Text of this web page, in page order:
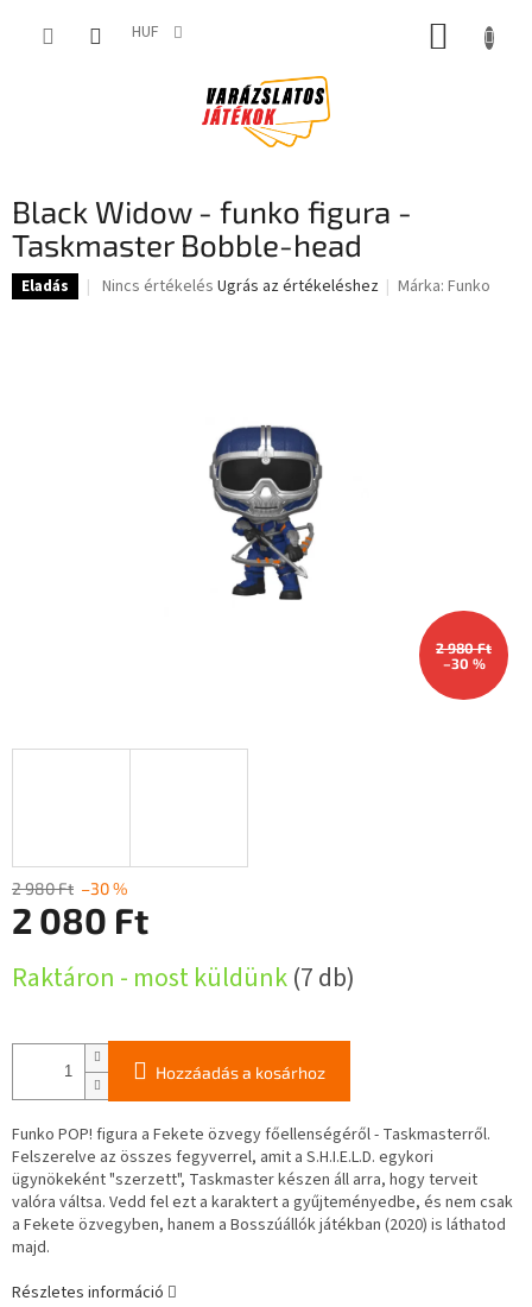
HUF KOSÁR
Black Widow - funko figura -
Taskmaster Bobble-head
Eladás
A
Nincs értékelés Ugrás az értékeléshez Márka:Funko
2 980 Ft
–30 %
2 980 Ft –30 %
2 080 Ft
Raktáron - most küldünk(7 db)
Hozzáadás a kosárhoz
Funko POP! figura a Fekete özvegy főellenségéről - Taskmasterről.
Felszerelve az összes fegyverrel, amit a S.H.I.E.L.D. egykori
ügynökeként "szerzett", Taskmaster készen áll arra, hogy terveit
valóra váltsa. Vedd fel ezt a karaktert a gyűjteményedbe, és nem csak
a Fekete özvegyben, hanem a Bosszúállók játékban (2020) is láthatod
majd.
Részletes információ